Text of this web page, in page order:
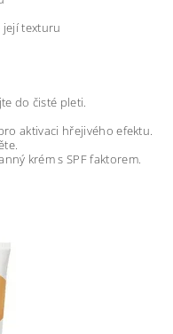
texturu
do čisté pleti.
aktivaci hřejivého efektu.
krém s SPF faktorem.